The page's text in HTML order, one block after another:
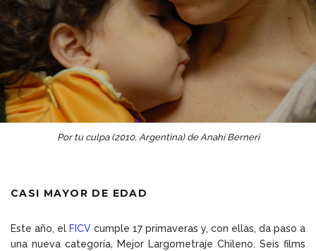
Por tu culpa (2010, Argentina) de Anahí Berneri
CASI MAYOR DE EDAD
Este año, el FICV cumple 17 primaveras y, con ellas, da paso a
una nueva categoría, Mejor Largometraje Chileno. Seis films